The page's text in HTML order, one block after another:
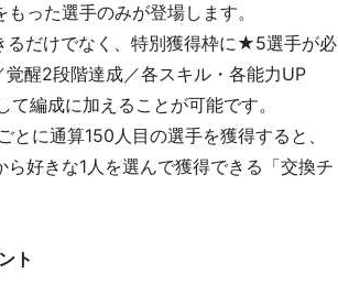
った選手のみが登場します。
るだけでなく、特別獲得枠に★5選手が必
醒2段階達成／各スキル・各能力UP
編成に加えることが可能です。
に通算150人目の選手を獲得すると、
好きな1人を選んで獲得できる「交換チ
ト